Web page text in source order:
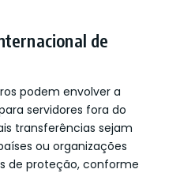
de
podem envolver a
servidores fora do
transferências sejam
ou organizações
de proteção, conforme